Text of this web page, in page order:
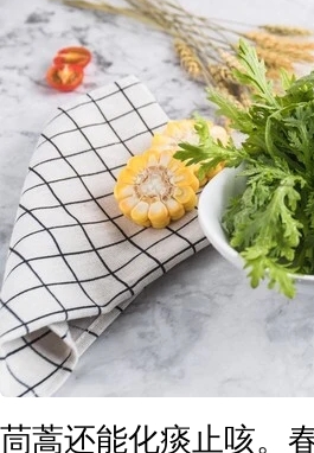
茼蒿还能化痰止咳。